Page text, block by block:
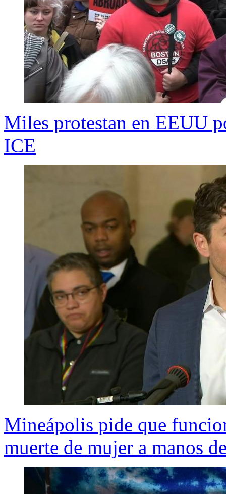
Miles protestan en EEUU
ICE
Mineápolis pide que
muerte de mujer a manos